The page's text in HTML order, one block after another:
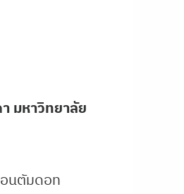
มหาวิทยาลัย
นตัมดอท